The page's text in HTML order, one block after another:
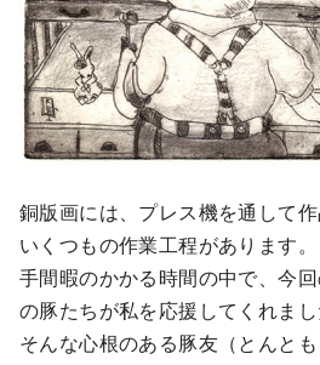
銅版画には、プレス機を通して
いくつもの作業工程があります。
手間暇のかかる時間の中で、今
の豚たちが私を応援してくれまし
そんな心根のある豚友（とんと